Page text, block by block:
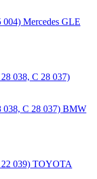
Mercedes GLE
038, C 28 037) BMW